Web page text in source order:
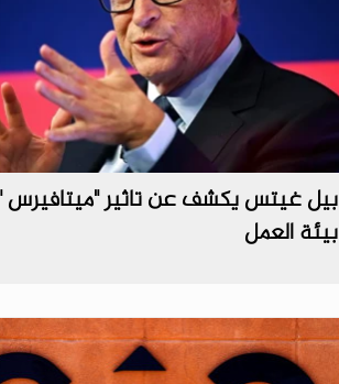
بيل غيتس يكشف عن تاثير
بيئة العمل